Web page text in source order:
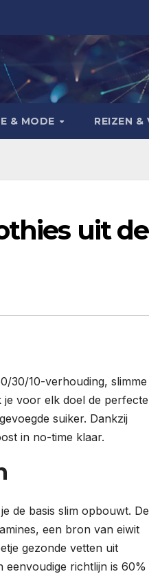
& MODE REIZEN &
uit de
30/10-verhouding, slimme
voor elk doel de perfecte
suiker. Dankzij
in no-time klaar.
de basis slim opbouwt.
een bron van eiwit
gezonde vetten uit
eenvoudige richtlijn is 60%